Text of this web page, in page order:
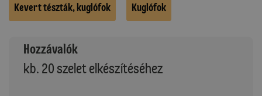
Kevert tészták, kuglófok Kuglófok
Hozzávalók
kb. 20 szelet elkészítéséhez